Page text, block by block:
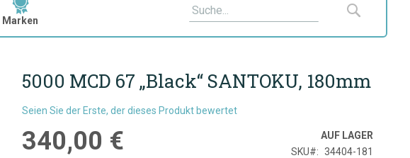
Marken Suche
5000 MCD 67 „Black“ SANTOKU, 180mm
Seien Sie der Erste, der dieses Produkt bewertet
Sonderpreis
340,00 €
AUF LAGER
SKU
34404-181